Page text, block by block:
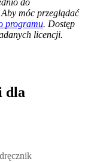
do
móc przeglądać
programu. Dostęp
licencji.
dla
nauczycieli